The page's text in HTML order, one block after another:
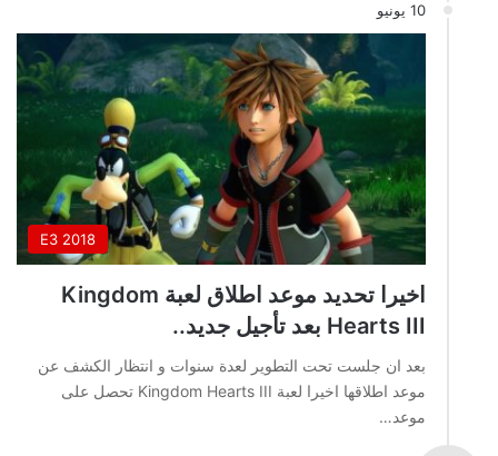
10 يونيو
E3 2018
اخيرا تحديد موعد اطلاق لعبة Kingdom
Hearts III بعد تأجيل جديد..
بعد ان جلست تحت التطوير لعدة سنوات و انتظار الكشف عن
موعد اطلاقها اخيرا لعبة Kingdom Hearts III تحصل على
موعد…